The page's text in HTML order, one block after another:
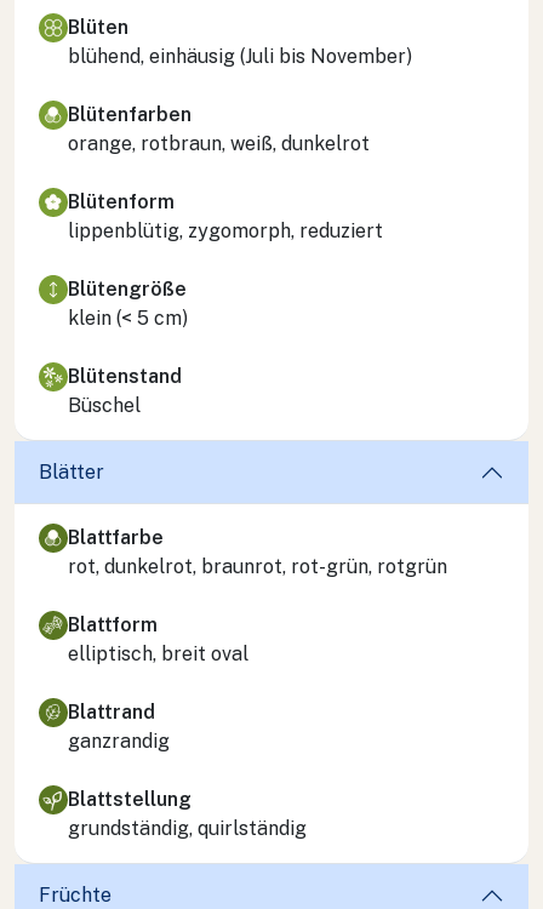
Blüten
blühend, einhäusig (Juli bis November)
Blütenfarben
orange, rotbraun, weiß, dunkelrot
Blütenform
lippenblütig, zygomorph, reduziert
Blütengröße
klein (< 5 cm)
Blütenstand
Büschel
Blätter
Blattfarbe
rot, dunkelrot, braunrot, rot-grün, rotgrün
Blattform
elliptisch, breit oval
Blattrand
ganzrandig
Blattstellung
grundständig, quirlständig
Früchte